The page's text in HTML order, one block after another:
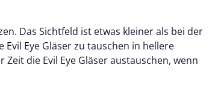
Das Sichtfeld ist etwas kleiner als bei der
Eye Gläser zu tauschen in hellere
die Evil Eye Gläser austauschen, wenn